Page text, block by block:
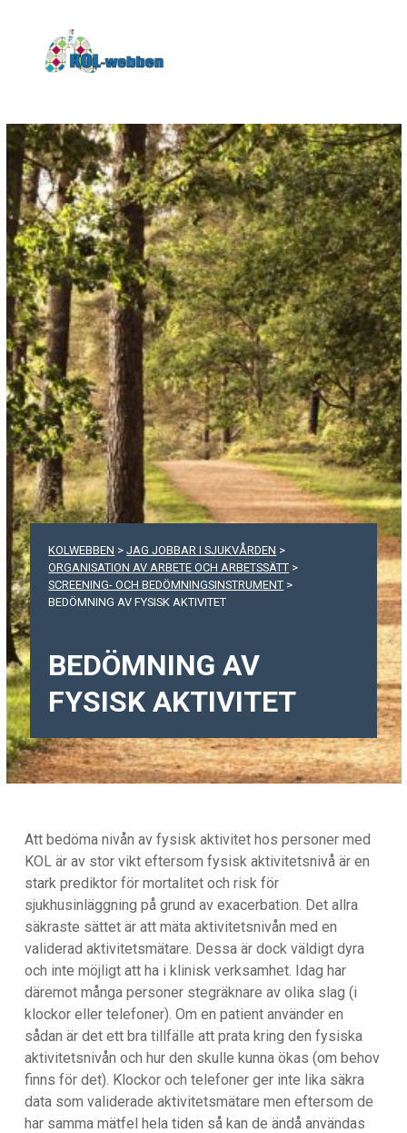
KOLwebben
KOLWEBBEN >JAG JOBBAR I SJUKVÅRDEN >
ORGANISATION AV ARBETE OCH ARBETSSÄTT >
SCREENING- OCH BEDÖMNINGSINSTRUMENT >
BEDÖMNING AV FYSISK AKTIVITET
BEDÖMNING AV
FYSISK AKTIVITET
Att bedöma nivån av fysisk aktivitet hos personer med
KOL är av stor vikt eftersom fysisk aktivitetsnivå är en
stark prediktor för mortalitet och risk för
sjukhusinläggning på grund av exacerbation. Det allra
säkraste sättet är att mäta aktivitetsnivån med en
validerad aktivitetsmätare. Dessa är dock väldigt dyra
och inte möjligt att ha i klinisk verksamhet. Idag har
däremot många personer stegräknare av olika slag (i
klockor eller telefoner). Om en patient använder en
sådan är det ett bra tillfälle att prata kring den fysiska
aktivitetsnivån och hur den skulle kunna ökas (om behov
finns för det). Klockor och telefoner ger inte lika säkra
data som validerade aktivitetsmätare men eftersom de
har samma mätfel hela tiden så kan de ändå användas